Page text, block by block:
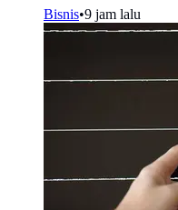
Bisnis•9 jam lalu